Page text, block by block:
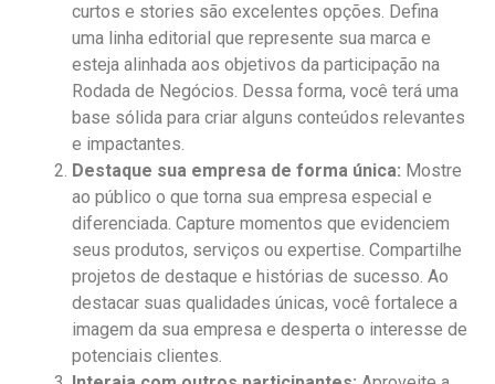
curtos e stories são excelentes opções. Defina
uma linha editorial que represente sua marca e
esteja alinhada aos objetivos da participação na
Rodada de Negócios. Dessa forma, você terá uma
base sólida para criar alguns conteúdos relevantes
e impactantes.
Destaque sua empresa de forma única: Mostre
ao público o que torna sua empresa especial e
diferenciada. Capture momentos que evidenciem
seus produtos, serviços ou expertise. Compartilhe
projetos de destaque e histórias de sucesso. Ao
destacar suas qualidades únicas, você fortalece a
imagem da sua empresa e desperta o interesse de
potenciais clientes.